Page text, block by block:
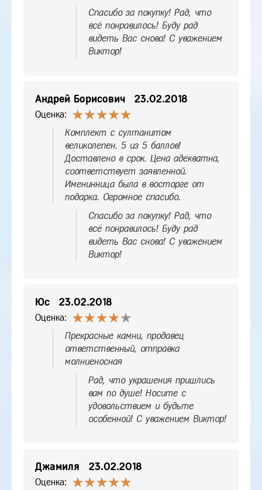
Спасибо за покупку! Рад, что
всё понравилось! Буду рад
видеть Вас снова! С уважением
Виктор!
Андрей Борисович 23.02.2018
Оценка:
Комплект с султанитом
великолепен. 5 из 5 баллов!
Доставлено в срок. Цена адекватна,
соответствует заявленной.
Именинница была в восторге от
подарка. Огромное спасибо.
Спасибо за покупку! Рад, что
всё понравилось! Буду рад
видеть Вас снова! С уважением
Виктор!
Юс 23.02.2018
Оценка:
Прекрасные камни, продавец
ответственный, отправка
молниеносная
Рад, что украшения пришлись
вам по душе! Носите с
удовольствием и будьте
особенной! С уважением Виктор!
Джамиля 23.02.2018
Оценка: